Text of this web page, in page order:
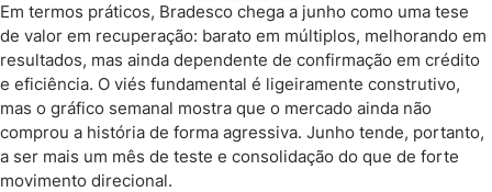
Em termos práticos, Bradesco chega a junho como uma tese
de valor em recuperação: barato em múltiplos, melhorando em
resultados, mas ainda dependente de confirmação em crédito
e eficiência. O viés fundamental é ligeiramente construtivo,
mas o gráfico semanal mostra que o mercado ainda não
comprou a história de forma agressiva. Junho tende, portanto,
a ser mais um mês de teste e consolidação do que de forte
movimento direcional.